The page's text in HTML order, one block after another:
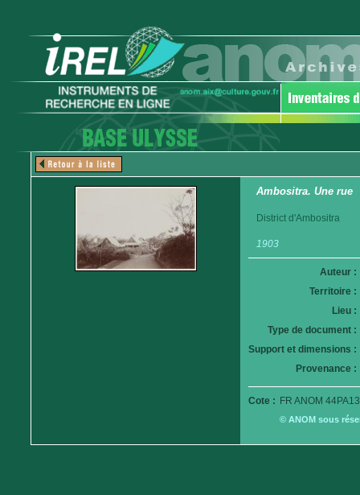
Ambositra. Une rue
District d'Ambositra
1903
Auteur :
Territoire :
Lieu :
Type de document :
Support et dimensions :
Provenance :
Cote : FR ANOM
© ANOM sous